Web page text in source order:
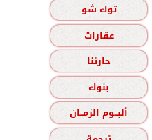
توك شو
عقارات
حارتنا
بنوك
ألبــوم الزمــان